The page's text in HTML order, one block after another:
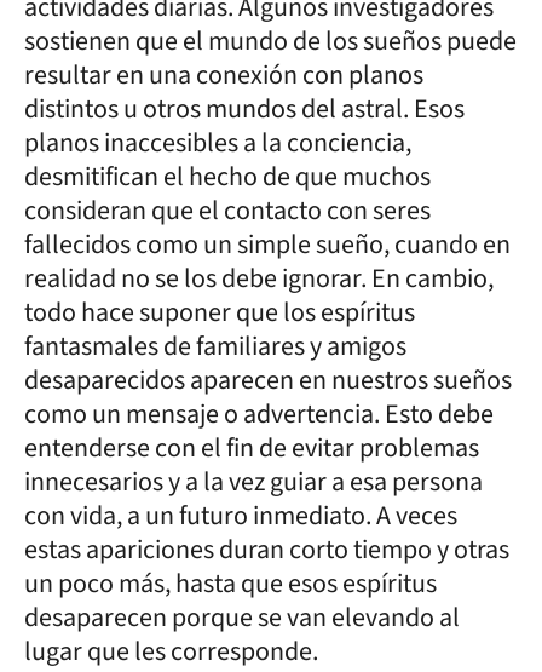
sostienen que el mundo de los sueños puede
resultar en una conexión con planos
distintos u otros mundos del astral. Esos
planos inaccesibles a la conciencia,
desmitifican el hecho de que muchos
consideran que el contacto con seres
fallecidos como un simple sueño, cuando en
realidad no se los debe ignorar. En cambio,
todo hace suponer que los espíritus
fantasmales de familiares y amigos
desaparecidos aparecen en nuestros sueños
como un mensaje o advertencia. Esto debe
entenderse con el fin de evitar problemas
innecesarios y a la vez guiar a esa persona
con vida, a un futuro inmediato. A veces
estas apariciones duran corto tiempo y otras
un poco más, hasta que esos espíritus
desaparecen porque se van elevando al
lugar que les corresponde.